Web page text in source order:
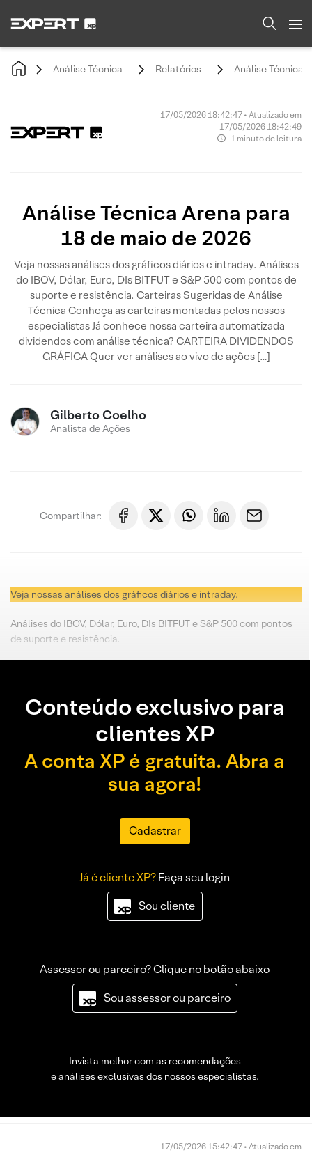
Análise Técnica Relatórios Análise Técnica
17/05/2026 18:42:47 • Atualizado em
17/05/2026 18:42:49
1 minuto de leitura
Análise Técnica Arena para
18 de maio de 2026
Veja nossas análises dos gráficos diários e intraday. Análises
do IBOV, Dólar, Euro, DIs BITFUT e S&P 500 com pontos de
suporte e resistência. Carteiras Sugeridas de Análise
Técnica Conheça as carteiras montadas pelos nossos
especialistas Já conhece nossa carteira automatizada
dividendos com análise técnica? CARTEIRA DIVIDENDOS
GRÁFICA Quer ver análises ao vivo de ações […]
Gilberto Coelho
Analista de Ações
Compartilhar:
Veja nossas análises dos gráficos diários e intraday.
Análises do IBOV, Dólar, Euro, DIs BITFUT e S&P 500 com pontos
de suporte e resistência.
Conteúdo exclusivo para
clientes XP
A conta XP é gratuita. Abra a
sua agora!
Cadastrar
Já é cliente XP?Faça seu login
Sou cliente
Assessor ou parceiro? Clique no botão abaixo
Sou assessor ou parceiro
Invista melhor com as recomendações
e análises exclusivas dos nossos especialistas.
17/05/2026 15:42:47 • Atualizado em